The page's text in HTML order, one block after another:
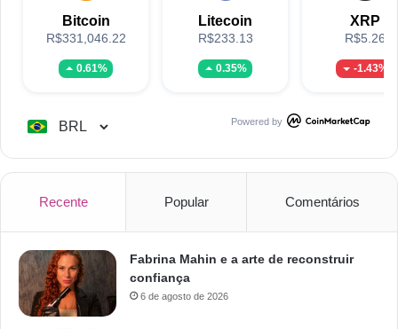
Bitcoin
R$331,046.22
0.61%
Litecoin
R$233.13
0.35%
XRP
R$5.26
-1.43%
Powered by
Recente Popular Comentários
Fabrina Mahin e a arte de reconstruir
confiança
6 de agosto de 2026